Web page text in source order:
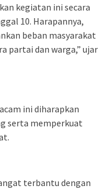
kegiatan ini secara
10. Harapannya,
beban masyarakat
partai dan warga,” ujar
ini diharapkan
serta memperkuat
terbantu dengan